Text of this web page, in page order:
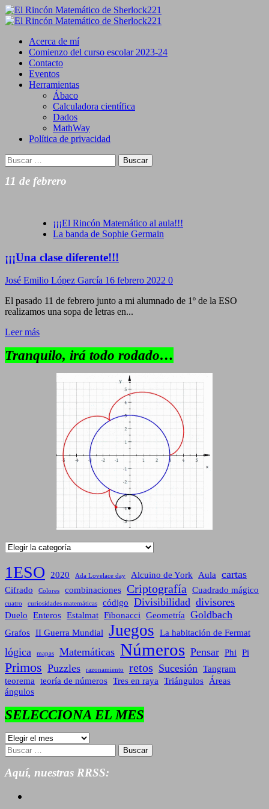
Saltar
al
Primary
Acerca de mí
Comienzo del curso escolar 2023-24
Contacto
Eventos
Herramientas
Ábaco
Calculadora científica
Dados
MathWay
Política de privacidad
Buscar:
11 de febrero
¡¡¡El Rincón Matemático al aula!!!
La banda de Sophie Germain
¡¡¡Una clase diferente!!!
José Emilio López García 16 febrero 2022 0
El pasado 11 de febrero junto a mi alumnado de 1º de la ESO
realizamos una sopa de letras en...
Leer más
Tranquilo, irá todo rodado…
Categorías
1ESO 2020 Ada Lovelace day Alcuino de York Aula cartas
Cifrado Colores combinaciones Criptografía Cuadrado mágico
cuatro curiosidades matemáticas código Divisibilidad divisores
Duelo Enteros Estalmat Fibonacci Geometría Goldbach
Grafos II Guerra Mundial Juegos La habitación de Fermat
lógica mapas Matemáticas Números Pensar Phi Pi
Primos Puzzles razonamiento retos Sucesión Tangram
teorema teoría de números Tres en raya Triángulos Áreas
ángulos
SELECCIONA EL MES
SELECCIONA
EL
MES
Buscar:
Aquí, nuestras RRSS: